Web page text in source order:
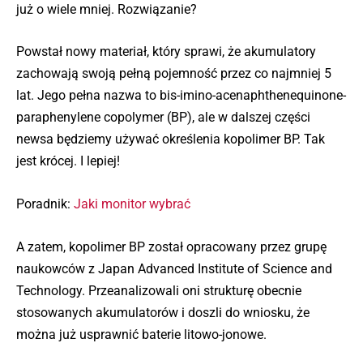
już o wiele mniej. Rozwiązanie?
Powstał nowy materiał, który sprawi, że akumulatory
zachowają swoją pełną pojemność przez co najmniej 5
lat. Jego pełna nazwa to bis-imino-acenaphthenequinone-
paraphenylene copolymer (BP), ale w dalszej części
newsa będziemy używać określenia kopolimer BP. Tak
jest krócej. I lepiej!
Poradnik: Jaki monitor wybrać
A zatem, kopolimer BP został opracowany przez grupę
naukowców z Japan Advanced Institute of Science and
Technology. Przeanalizowali oni strukturę obecnie
stosowanych akumulatorów i doszli do wniosku, że
można już usprawnić baterie litowo-jonowe.